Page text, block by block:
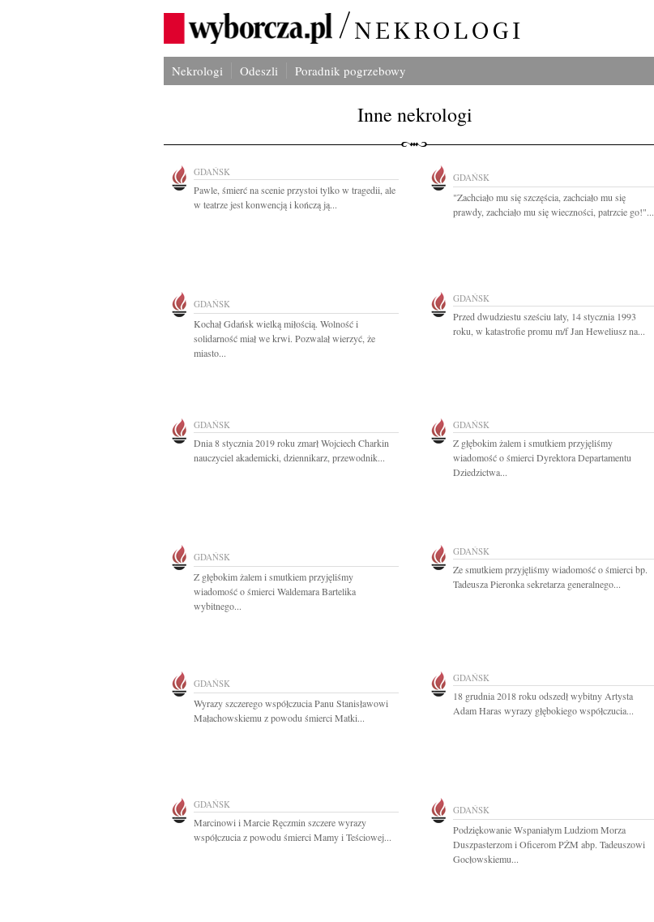
Nekrologi Odeszli Poradnik pogrzebowy
Inne nekrologi
GDAŃSK
Pawle, śmierć na scenie przystoi tylko w tragedii, ale
w teatrze jest konwencją i kończą ją...
GDAŃSK
"Zachciało mu się szczęścia, zachciało mu się
prawdy, zachciało mu się wieczności, patrzcie go!"...
GDAŃSK
Kochał Gdańsk wielką miłością. Wolność i
solidarność miał we krwi. Pozwalał wierzyć, że
miasto...
GDAŃSK
Przed dwudziestu sześciu laty, 14 stycznia 1993
roku, w katastrofie promu m/f Jan Heweliusz na...
GDAŃSK
Dnia 8 stycznia 2019 roku zmarł Wojciech Charkin
nauczyciel akademicki, dziennikarz, przewodnik...
GDAŃSK
Z głębokim żalem i smutkiem przyjęliśmy
wiadomość o śmierci Dyrektora Departamentu
Dziedzictwa...
GDAŃSK
Z głębokim żalem i smutkiem przyjęliśmy
wiadomość o śmierci Waldemara Bartelika
wybitnego...
GDAŃSK
Ze smutkiem przyjęliśmy wiadomość o śmierci bp.
Tadeusza Pieronka sekretarza generalnego...
GDAŃSK
Wyrazy szczerego współczucia Panu Stanisławowi
Małachowskiemu z powodu śmierci Matki...
GDAŃSK
18 grudnia 2018 roku odszedł wybitny Artysta
Adam Haras wyrazy głębokiego współczucia...
GDAŃSK
Marcinowi i Marcie Ręczmin szczere wyrazy
współczucia z powodu śmierci Mamy i Teściowej...
GDAŃSK
Podziękowanie Wspaniałym Ludziom Morza
Duszpasterzom i Oficerom PŻM abp. Tadeuszowi
Gocłowskiemu...